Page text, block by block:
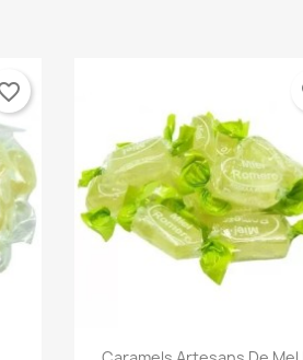
Vista ràpida